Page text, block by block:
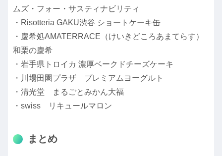
ムズ・フォー・サスティナビリティ
・Risotteria GAKU渋谷 ショートケーキ缶
・慶希処AMATERRACE（けいきどころあまてらす）
和栗の慶希
・岩手県トロイカ 濃厚ベークドチーズケーキ
・川場田園プラザ プレミアムヨーグルト
・清光堂 まるごとみかん大福
・swiss リキュールマロン
まとめ